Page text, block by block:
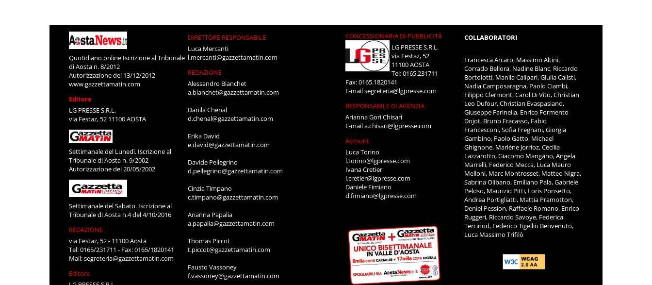
Quotidiano online Iscrizione al Tribunale
di Aosta n. 8/2012
Autorizzazione del 13/12/2012
www.gazzettamatin.com
Editore
LG PRESSE S.R.L.
via Festaz, 52 11100 AOSTA
Settimanale del Lunedì. Iscrizione al
Tribunale di Aosta n. 9/2002
Autorizzazione del 20/05/2002
Settimanale del Sabato. Iscrizione al
Tribunale di Aosta n.4 del 4/10/2016
REDAZIONE
via Festaz, 52 - 11100 Aosta
Tel: 0165/231711 - Fax: 0165/1820141
Mail:segreteria@gazzettamatin.com
Editore
DIRETTORE RESPONSABILE
Luca Mercanti
l.mercanti@gazzettamatin.com
REDAZIONE
Alessandro Bianchet
a.bianchet@gazzettamatin.com
Danila Chenal
d.chenal@gazzettamatin.com
Erika David
e.david@gazzettamatin.com
Davide Pellegrino
d.pellegrino@gazzettamatin.com
Cinzia Timpano
c.timpano@gazzettamatin.com
Arianna Papalia
a.papalia@gazzettamatin.com
Thomas Piccot
t.piccot@gazzettamatin.com
Fausto Vassoney
f.vassoney@gazzettamatin.com
CONCESSIONARIA DI PUBBLICITÀ
LG PRESSE S.R.L.
via Festaz, 52
11100 AOSTA
Tel: 0165.231711
Fax: 0165.1820141
E-mailsegreteria@lgpresse.com
RESPONSABILE DI AGENZIA
Arianna Gori Chisari
E-maila.chisari@lgpresse.com
Account
Luca Torino
l.torino@lgpresse.com
Ivana Cretier
i.cretier@lgpresse.com
Daniele Fimiano
d.fimiano@lgpresse.com
COLLABORATORI
Francesca Arcaro, Massimo Altini,
Corrado Bellora, Nadine Blanc, Riccardo
Bortolotti, Manila Calipari, Giulia Calisti,
Nadia Camposaragna, Paolo Ciambi,
Filippo Clermont, Carol Di Vito, Christian
Leo Dufour, Christian Evaspasiano,
Giuseppe Farinella, Enrico Formento
Dojot, Bruno Fracasso, Fabio
Francesconi, Sofia Fregnani, Giorgia
Gambino, Paolo Gatto, Michael
Ghignone, Marlène Jorrioz, Cecilia
Lazzarotto, Giacomo Mangano, Angela
Marrelli, Federico Mecca, Luca Mauro
Melloni, Marc Montrosset, Matteo Nigra,
Sabrina Olibano, Emiliano Pala, Gabriele
Peloso, Maurizio Pitti, Loris Ponsetto,
Andrea Portigliatti, Mattia Pramotton,
Deniel Pession, Raffaele Romano, Enrico
Ruggeri, Riccardo Savoye, Federica
Tercinod, Federico Tigellio Benvenuto,
Luca Massimo Trifilò